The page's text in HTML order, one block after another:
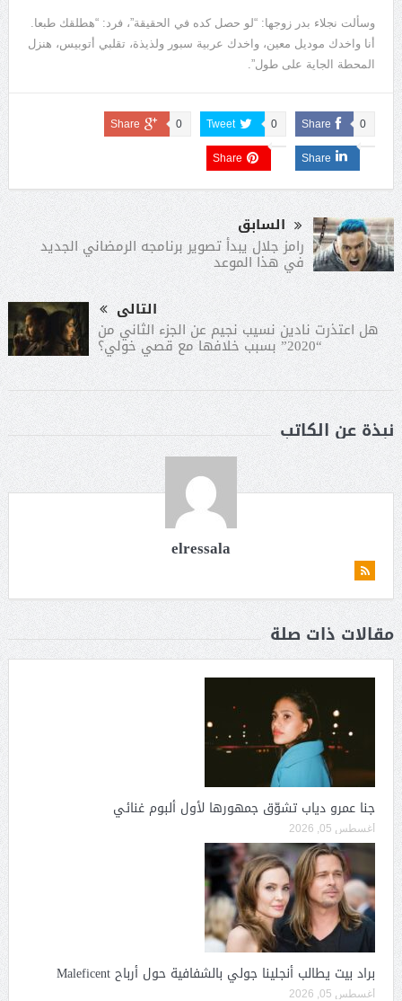
وسألت نجلاء بدر زوجها: “لو حصل كده في الحقيقة”، فرد: “هطلقك طبعا.
أنا واخدك موديل معين، واخدك عربية سبور ولذيذة، تقلبي أتوبيس، هنزل
المحطة الجاية على طول”.
Share 0
Tweet 0
Share 0
Share
Share
السابق
رامز جلال يبدأ تصوير برنامجه الرمضاني الجديد
في هذا الموعد
التالى
هل اعتذرت نادين نسيب نجيم عن الجزء الثاني من
“2020” بسبب خلافها مع قصي خولي؟
نبذة عن الكاتب
elressala
مقالات ذات صلة
جنا عمرو دياب تشوّق جمهورها لأول ألبوم غنائي
أغسطس 05, 2026
براد بيت يطالب أنجلينا جولي بالشفافية حول أرباح Maleficent
أغسطس 05, 2026